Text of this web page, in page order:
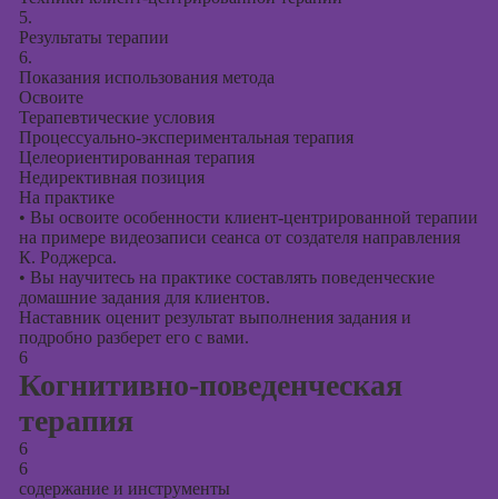
5.
Результаты терапии
6.
Показания использования метода
Освоите
Терапевтические условия
Процессуально-экспериментальная терапия
Целеориентированная терапия
Недирективная позиция
На практике
• Вы освоите особенности клиент-центрированной терапии
на примере видеозаписи сеанса от создателя направления
К. Роджерса.
• Вы научитесь на практике составлять поведенческие
домашние задания для клиентов.
Наставник оценит результат выполнения задания и
подробно разберет его с вами.
6
Когнитивно-поведенческая
терапия
6
6
содержание и инструменты